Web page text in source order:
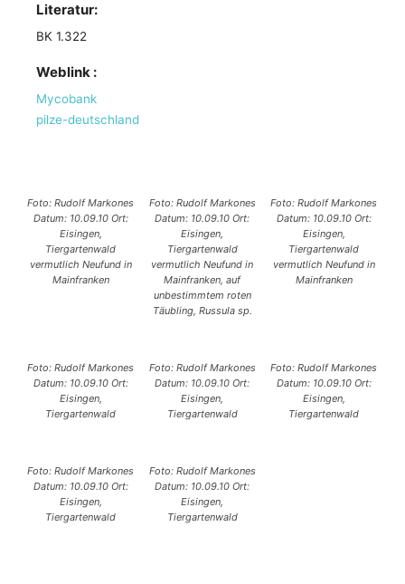
Literatur:
BK 1.322
Weblink :
Mycobank
pilze-deutschland
Foto: Rudolf Markones
Datum: 10.09.10 Ort:
Eisingen,
Tiergartenwald
vermutlich Neufund in
Mainfranken
Foto: Rudolf Markones
Datum: 10.09.10 Ort:
Eisingen,
Tiergartenwald
vermutlich Neufund in
Mainfranken, auf
unbestimmtem roten
Täubling, Russula sp.
Foto: Rudolf Markones
Datum: 10.09.10 Ort:
Eisingen,
Tiergartenwald
vermutlich Neufund in
Mainfranken
Foto: Rudolf Markones
Datum: 10.09.10 Ort:
Eisingen,
Tiergartenwald
Foto: Rudolf Markones
Datum: 10.09.10 Ort:
Eisingen,
Tiergartenwald
Foto: Rudolf Markones
Datum: 10.09.10 Ort:
Eisingen,
Tiergartenwald
Foto: Rudolf Markones
Datum: 10.09.10 Ort:
Eisingen,
Tiergartenwald
Foto: Rudolf Markones
Datum: 10.09.10 Ort:
Eisingen,
Tiergartenwald